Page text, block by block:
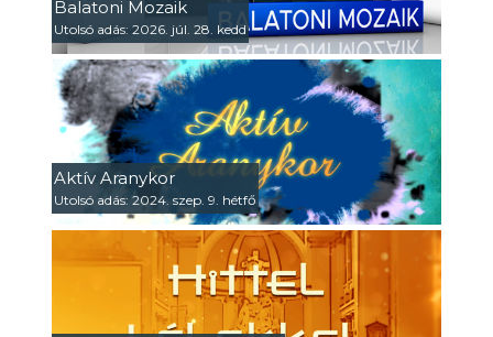
Balatoni Mozaik
Utolsó adás: 2026. júl. 28. kedd
Aktív Aranykor
Utolsó adás: 2024. szep. 9. hétfő